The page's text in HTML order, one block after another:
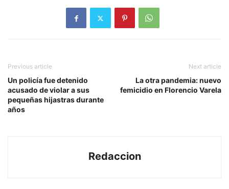
Previous article
Un policía fue detenido
acusado de violar a sus
pequeñas hijastras durante
años
Next article
La otra pandemia: nuevo
femicidio en Florencio Varela
Redaccion